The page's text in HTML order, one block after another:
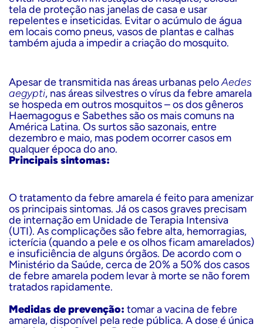
tela de proteção nas janelas de casa e usar
repelentes e inseticidas. Evitar o acúmulo de água
em locais como pneus, vasos de plantas e calhas
também ajuda a impedir a criação do mosquito.
Apesar de transmitida nas áreas urbanas peloAedes
aegypti, nas áreas silvestres o vírus da febre amarela
se hospeda em outros mosquitos – os dos gêneros
Haemagogus e Sabethes são os mais comuns na
América Latina. Os surtos são sazonais, entre
dezembro e maio, mas podem ocorrer casos em
qualquer época do ano.
Principais sintomas:
O tratamento da febre amarela é feito para amenizar
os principais sintomas. Já os casos graves precisam
de internação em Unidade de Terapia Intensiva
(UTI). As complicações são febre alta, hemorragias,
icterícia (quando a pele e os olhos ficam amarelados)
e insuficiência de alguns órgãos. De acordo com o
Ministério da Saúde,cerca de 20% a 50% dos casos
de febre amarela podem levar à morte se não forem
tratados rapidamente.
Medidas de prevenção: tomar a vacina de febre
amarela, disponível pela rede pública. A dose é única